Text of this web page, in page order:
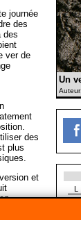
journée
des
des
ver de
des
plus
et
être
des
Un
L
11